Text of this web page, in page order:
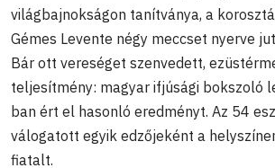
világbajnokságon tanítványa, a
Gémes Levente négy meccset nyerve
Bár ott vereséget szenvedett,
teljesítmény: magyar ifjúsági bokszoló
ban ért el hasonló eredményt. Az 54
válogatott egyik edzőjeként a
fiatalt.